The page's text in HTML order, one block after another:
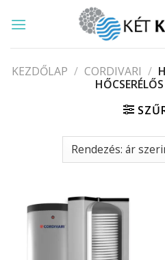
KEZDŐLAP / CORDIVARI /